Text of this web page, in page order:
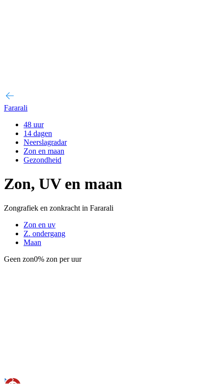
Fararali
48 uur
14 dagen
Neerslagradar
Zon en maan
Gezondheid
Zon, UV en maan
Zongrafiek en zonkracht in Fararali
Zon en uv
Z. ondergang
Maan
Geen zon0% zon per uur
Nu